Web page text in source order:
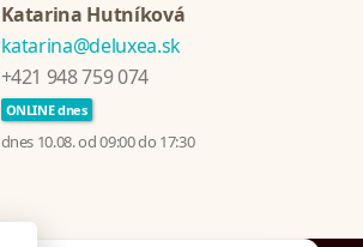
Katarina Hutníková
katarina@deluxea.sk
+421 948 759 074
ONLINE dnes
dnes 10.08. od 09:00 do 17:30